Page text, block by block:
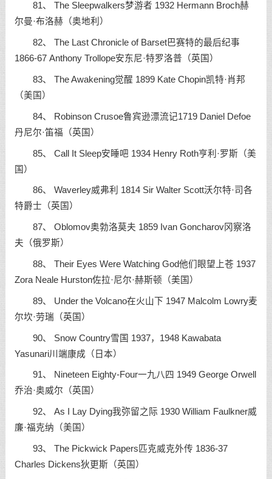
81、 The Sleepwalkers梦游者 1932 Hermann Broch赫
尔曼·布洛赫（奥地利）
82、 The Last Chronicle of Barset巴赛特的最后纪事
1866-67 Anthony Trollope安东尼·特罗洛普（英国）
83、 The Awakening觉醒 1899 Kate Chopin凯特·肖邦
（美国）
84、 Robinson Crusoe鲁宾逊漂流记1719 Daniel Defoe
丹尼尔·笛福（英国）
85、 Call It Sleep安睡吧 1934 Henry Roth亨利·罗斯（美
国）
86、 Waverley威弗利 1814 Sir Walter Scott沃尔特·司各
特爵士（英国）
87、 Oblomov奥勃洛莫夫 1859 Ivan Goncharov冈察洛
夫（俄罗斯）
88、 Their Eyes Were Watching God他们眼望上苍 1937
Zora Neale Hurston佐拉·尼尔·赫斯顿（美国）
89、 Under the Volcano在火山下 1947 Malcolm Lowry麦
尔坎·劳瑞（英国）
90、 Snow Country雪国 1937，1948 Kawabata
Yasunari川端康成（日本）
91、 Nineteen Eighty-Four一九八四 1949 George Orwell
乔治·奥威尔（英国）
92、 As I Lay Dying我弥留之际 1930 William Faulkner威
廉·福克纳（美国）
93、 The Pickwick Papers匹克威克外传 1836-37
Charles Dickens狄更斯（英国）